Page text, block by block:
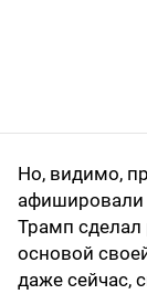
Но, видимо,
афишировали
Трамп сделал
основой
даже сейчас,